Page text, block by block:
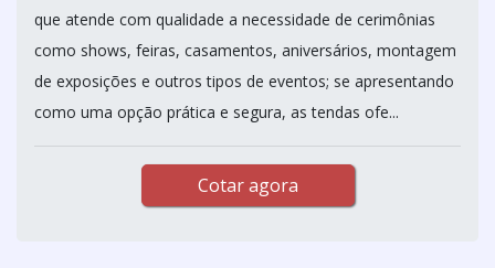
que atende com qualidade a necessidade de cerimônias
como shows, feiras, casamentos, aniversários, montagem
de exposições e outros tipos de eventos; se apresentando
como uma opção prática e segura, as tendas ofe...
Cotar agora